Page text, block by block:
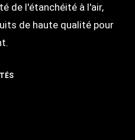
de l'étanchéité à l'air,
de haute qualité pour